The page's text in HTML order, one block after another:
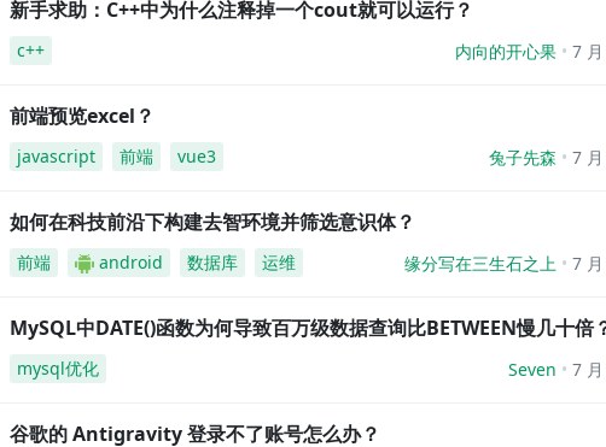
新手求助：C++中为什么注释掉一个cout就可以运行？
c++ 内向的开心果 7
前端预览excel？
javascript 前端 vue3 兔子先森 7
如何在科技前沿下构建去智环境并筛选意识体？
前端 android 数据库 运维 缘分写在三生石之上 7
MySQL中DATE()函数为何导致百万级数据查询比BETWEEN慢几十倍
mysql优化 Seven 7
谷歌的 Antigravity 登录不了账号怎么办？